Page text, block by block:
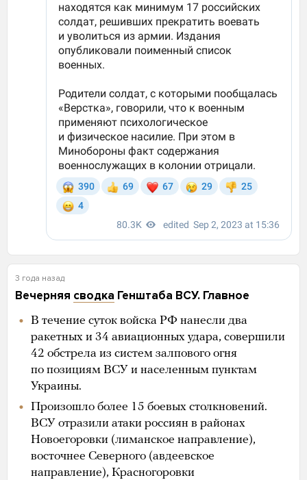
3 года назад
Вечерняя сводка Генштаба ВСУ. Главное
В течение суток войска РФ нанесли два
ракетных и 34 авиационных удара, совершили
42 обстрела из систем залпового огня
по позициям ВСУ и населенным пунктам
Украины.
Произошло более 15 боевых столкновений.
ВСУ отразили атаки россиян в районах
Новоегоровки (лиманское направление),
восточнее Северного (авдеевское
направление), Красногоровки